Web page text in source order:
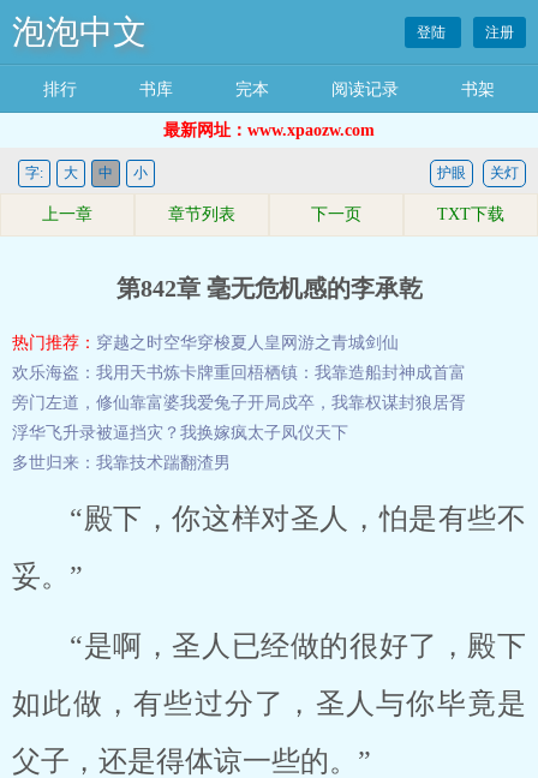
泡泡中文 登陆 注册
排行 书库 完本 阅读记录 书架
最新网址：www.xpaozw.com
字: 大 中 小 关灯
护眼
上一章 章节列表 下一页 TXT下载
第842章 毫无危机感的李承乾
热门推荐： 穿越之时空华穿梭夏人皇 网游之青城剑仙
欢乐海盗：我用天书炼卡牌重回梧栖镇：我靠造船封神成首富
旁门左道，修仙靠富婆我爱兔子开局戍卒，我靠权谋封狼居胥
浮华飞升录被逼挡灾？我换嫁疯太子凤仪天下
多世归来：我靠技术踹翻渣男
“殿下，你这样对圣人，怕是有些不
妥。”
“是啊，圣人已经做的很好了，殿下
如此做，有些过分了，圣人与你毕竟是
父子，还是得体谅一些的。”